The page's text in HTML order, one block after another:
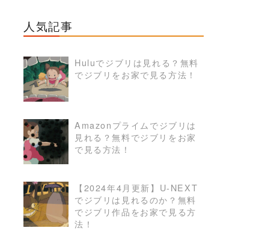
人気記事
READ MORE
Huluでジブリは見れる？無料
でジブリをお家で見る方法！
READ MORE
Amazonプライムでジブリは
見れる？無料でジブリをお家
で見る方法！
READ MORE
【2024年4月更新】U-NEXT
でジブリは見れるのか？無料
でジブリ作品をお家で見る方
法！